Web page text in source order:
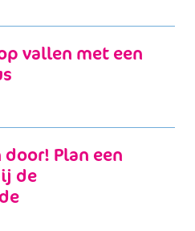
vallen met een
door! Plan een
de